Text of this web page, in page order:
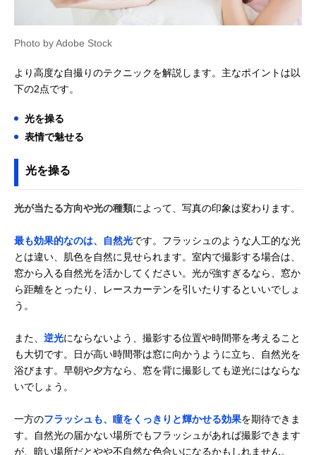
Photo by Adobe Stock
より高度な自撮りのテクニックを解説します。主なポイントは以
下の2点です。
光を操る
表情で魅せる
光を操る
光が当たる方向や光の種類によって、写真の印象は変わります。
最も効果的なのは、自然光です。フラッシュのような人工的な光
とは違い、肌色を自然に見せられます。室内で撮影する場合は、
窓から入る自然光を活かしてください。光が強すぎるなら、窓か
ら距離をとったり、レースカーテンを引いたりするといいでしょ
う。
また、 逆光にならないよう、撮影する位置や時間帯を考えること
も大切です。日が高い時間帯は窓に向かうように立ち、自然光を
浴びます。早朝や夕方なら、窓を背に撮影しても逆光にはならな
いでしょう。
一方のフラッシュも、瞳をくっきりと輝かせる効果を期待できま
す。自然光の届かない場所でもフラッシュがあれば撮影できます
が、暗い場所だとやや不自然な色合いになるかもしれません。